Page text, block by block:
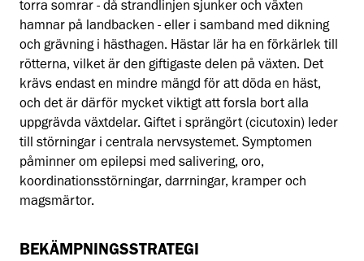
torra somrar - då strandlinjen sjunker och växten
hamnar på landbacken - eller i samband med dikning
och grävning i hästhagen. Hästar lär ha en förkärlek till
rötterna, vilket är den giftigaste delen på växten. Det
krävs endast en mindre mängd för att döda en häst,
och det är därför mycket viktigt att forsla bort alla
uppgrävda växtdelar. Giftet i sprängört (cicutoxin) leder
till störningar i centrala nervsystemet. Symptomen
påminner om epilepsi med salivering, oro,
koordinationsstörningar, darrningar, kramper och
magsmärtor.
BEKÄMPNINGSSTRATEGI